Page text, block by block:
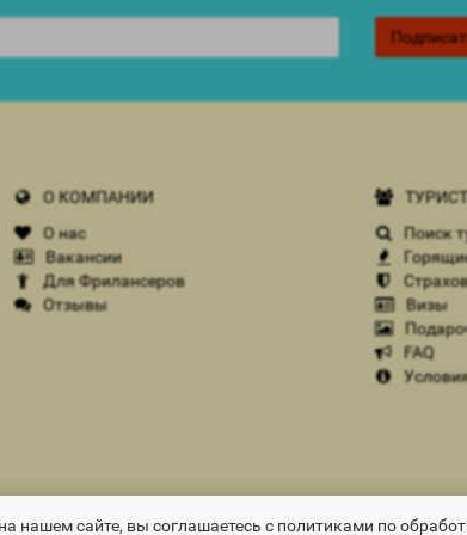
О КОМПАНИИ
О нас
Вакансии
Для Фрилансеров
Отзывы
Поиск
Визы
FAQ
сайте, вы соглашаетесь с политиками по